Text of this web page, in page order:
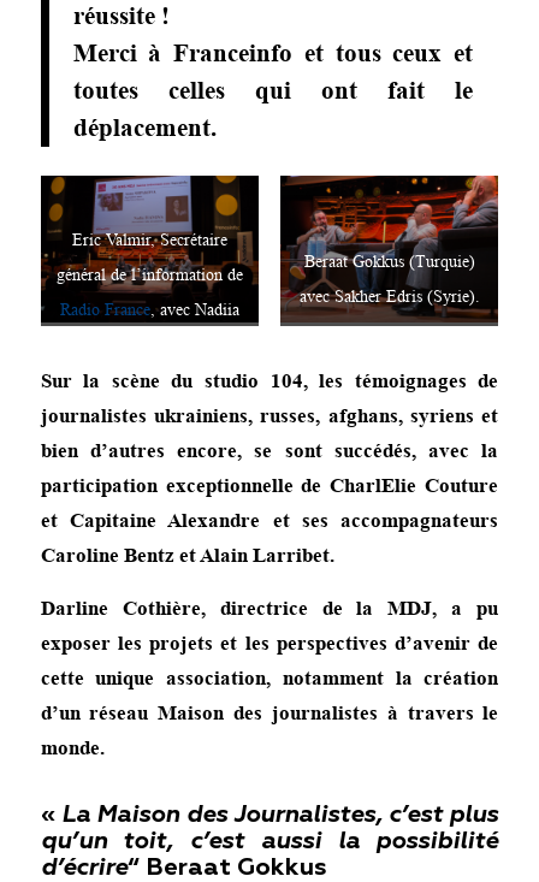
réussite !
Merci à Franceinfo et tous ceux et
toutes celles qui ont fait le
déplacement.
Eric Valmir, Secrétaire
général de l’information de
Radio France, avec Nadiia
Shpakova (Bélarus).
Beraat Gokkus (Turquie)
avec Sakher Edris (Syrie).
Sur la scène du studio 104, les témoignages de
journalistes ukrainiens, russes, afghans, syriens et
bien d’autres encore, se sont succédés, avec la
participation exceptionnelle de CharlElie Couture
et Capitaine Alexandre et ses accompagnateurs
Caroline Bentz et Alain Larribet.
Darline Cothière, directrice de la MDJ, a pu
exposer les projets et les perspectives d’avenir de
cette unique association, notamment la création
d’un réseau Maison des journalistes à travers le
monde.
« La Maison des Journalistes, c’est plus
qu’un toit, c’est aussi la possibilité
d’écrire“ Beraat Gokkus